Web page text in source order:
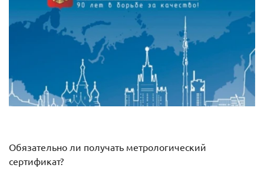
Обязательно ли получать метрологический
сертификат?